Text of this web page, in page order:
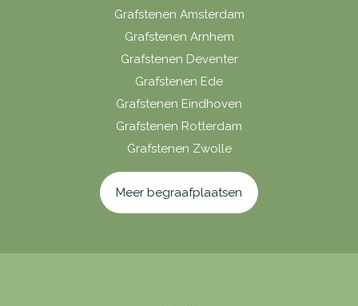
Grafstenen Amsterdam
Grafstenen Arnhem
Grafstenen Deventer
Grafstenen Ede
Grafstenen Eindhoven
Grafstenen Rotterdam
Grafstenen Zwolle
Meer begraafplaatsen